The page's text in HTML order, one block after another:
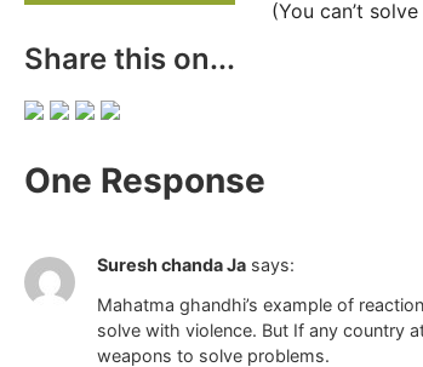
(You can’t
Share this on...
One Response
Suresh chanda Ja says:
Mahatma ghandhi’s example of
solve with violence. But If any country
weapons to solve problems.